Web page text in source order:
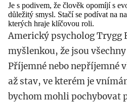
Je s podivem, že člověk opomíjí s
důležitý smysl. Stačí se podívat na
kterých hraje klíčovou roli.
Americký psycholog Trygg
myšlenkou, že jsou
Příjemné nebo nepříjemné
až stav, ve kterém je
bychom mohli pochybovat